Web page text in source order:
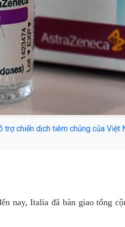
trợ chiến dịch tiêm chủng của Việt
nay, Italia đã bàn giao tổng